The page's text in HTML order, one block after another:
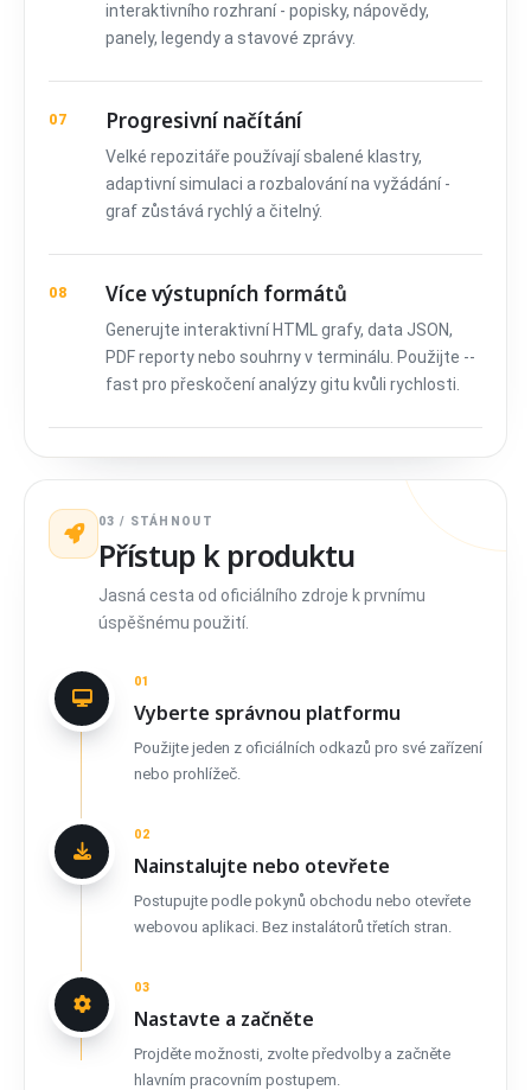
interaktivního rozhraní - popisky, nápovědy,
panely, legendy a stavové zprávy.
07 Progresivní načítání
Velké repozitáře používají sbalené klastry,
adaptivní simulaci a rozbalování na vyžádání -
graf zůstává rychlý a čitelný.
08 Více výstupních formátů
Generujte interaktivní HTML grafy, data JSON,
PDF reporty nebo souhrny v terminálu. Použijte --
fast pro přeskočení analýzy gitu kvůli rychlosti.
03 / STÁHNOUT
Přístup k produktu
Jasná cesta od oficiálního zdroje k prvnímu
úspěšnému použití.
01
Vyberte správnou platformu
Použijte jeden z oficiálních odkazů pro své zařízení
nebo prohlížeč.
02
Nainstalujte nebo otevřete
Postupujte podle pokynů obchodu nebo otevřete
webovou aplikaci. Bez instalátorů třetích stran.
03
Nastavte a začněte
Projděte možnosti, zvolte předvolby a začněte
hlavním pracovním postupem.